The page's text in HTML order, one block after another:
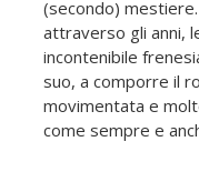
(secondo)
attraverso gli anni,
incontenibile
suo, a comporre il
movimentata e
come sempre e